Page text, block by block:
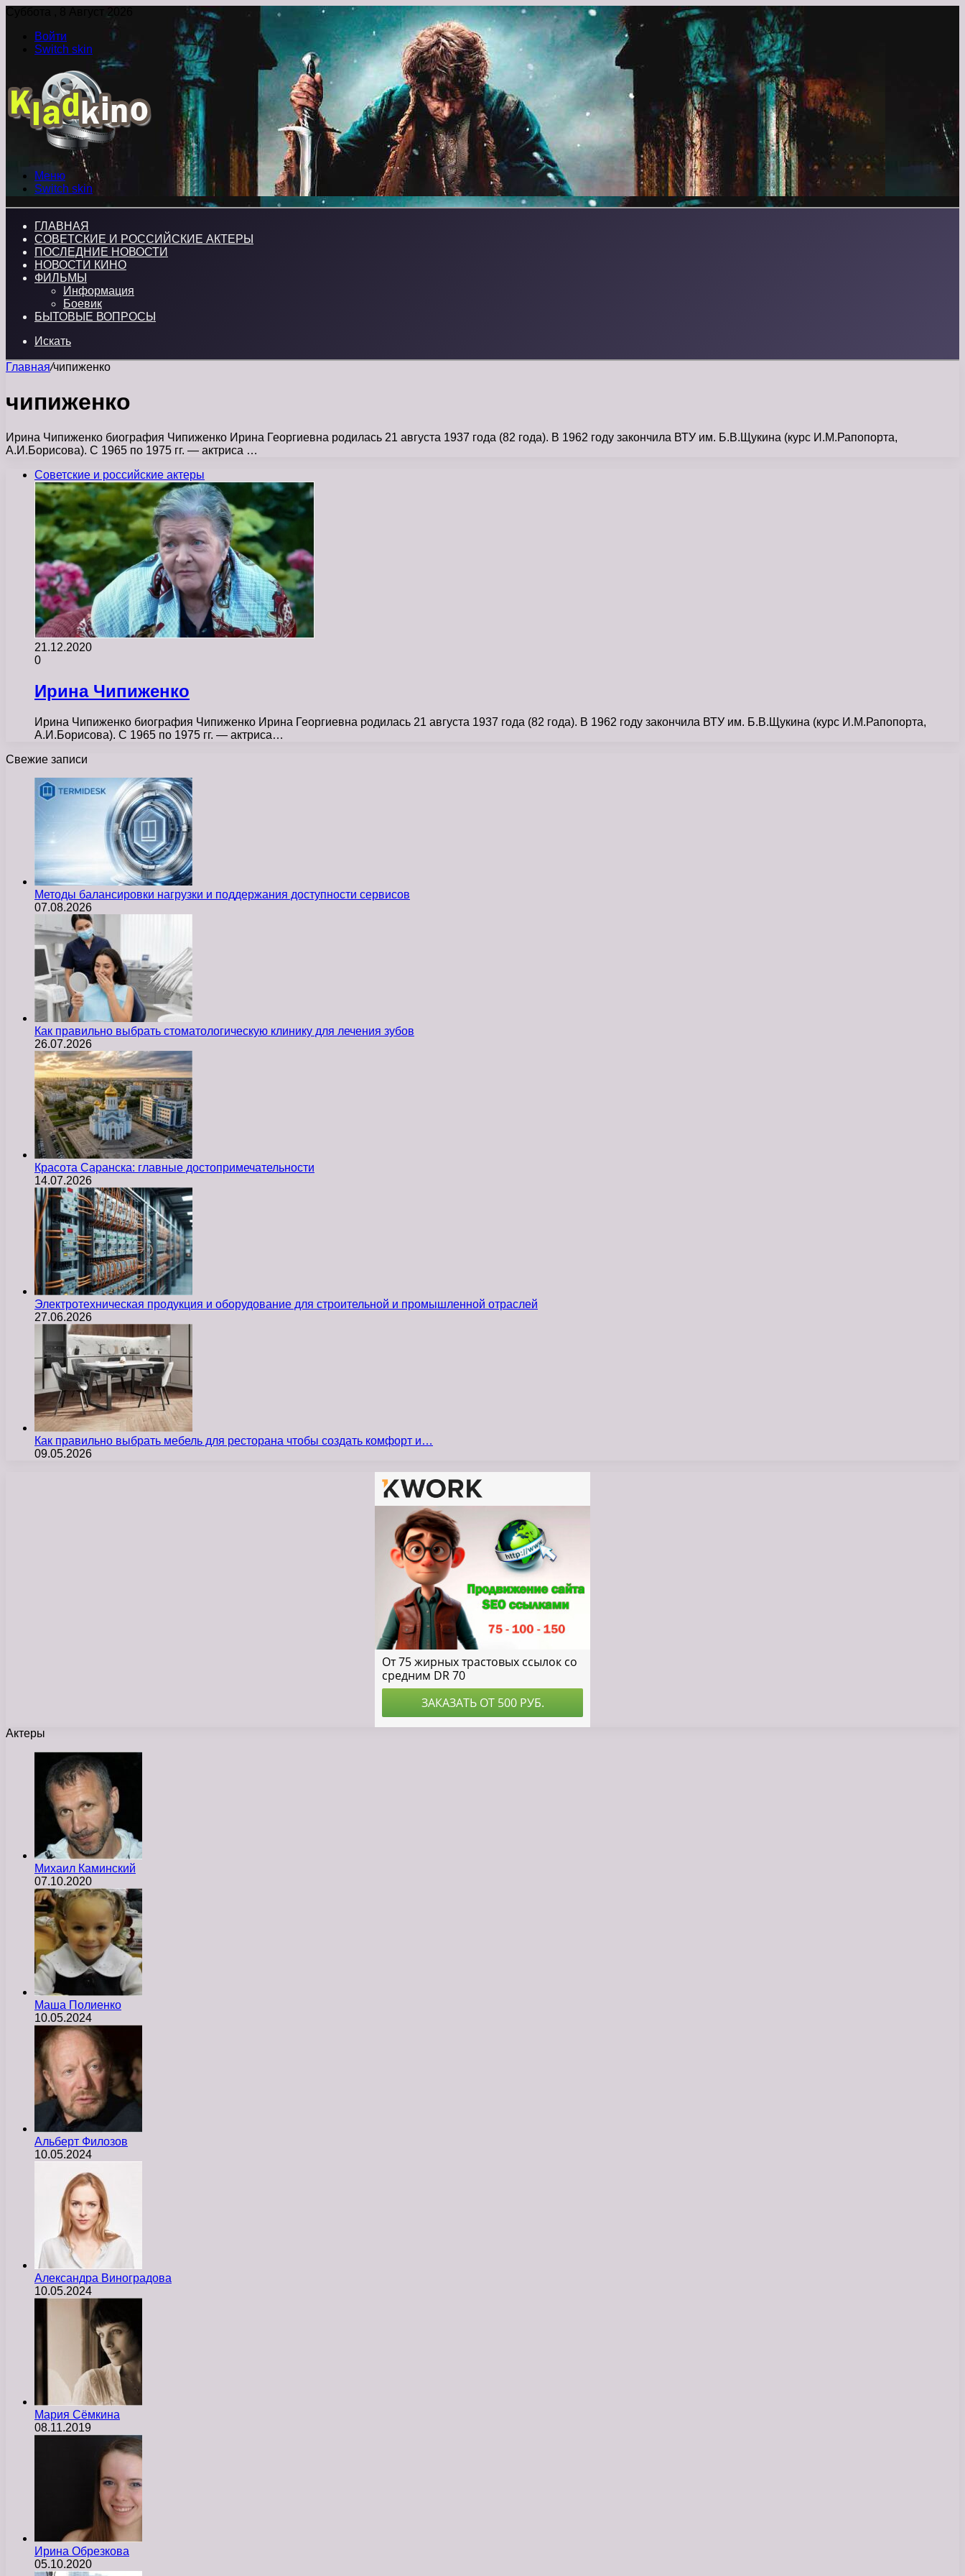
Суббота , 8 Август 2026
Войти
Switch skin
Меню
Switch skin
ГЛАВНАЯ
СОВЕТСКИЕ И РОССИЙСКИЕ АКТЕРЫ
ПОСЛЕДНИЕ НОВОСТИ
НОВОСТИ КИНО
ФИЛЬМЫ
Информация
Боевик
БЫТОВЫЕ ВОПРОСЫ
Искать
Главная/чипиженко
чипиженко
Ирина Чипиженко биография Чипиженко Ирина Георгиевна родилась 21 августа 1937 года (82 года). В 1962 году закончила ВТУ им. Б.В.Щукина (курс И.М.Рапопорта,
А.И.Борисова). С 1965 по 1975 гг. — актриса …
Советские и российские актеры
21.12.2020
0
Ирина Чипиженко
Ирина Чипиженко биография Чипиженко Ирина Георгиевна родилась 21 августа 1937 года (82 года). В 1962 году закончила ВТУ им. Б.В.Щукина (курс И.М.Рапопорта,
А.И.Борисова). С 1965 по 1975 гг. — актриса…
Свежие записи
Методы балансировки нагрузки и поддержания доступности сервисов
07.08.2026
Как правильно выбрать стоматологическую клинику для лечения зубов
26.07.2026
Красота Саранска: главные достопримечательности
14.07.2026
Электротехническая продукция и оборудование для строительной и промышленной отраслей
27.06.2026
Как правильно выбрать мебель для ресторана чтобы создать комфорт и…
09.05.2026
Актеры
Михаил Каминский
07.10.2020
Маша Полиенко
10.05.2024
Альберт Филозов
10.05.2024
Александра Виноградова
10.05.2024
Мария Сёмкина
08.11.2019
Ирина Обрезкова
05.10.2020